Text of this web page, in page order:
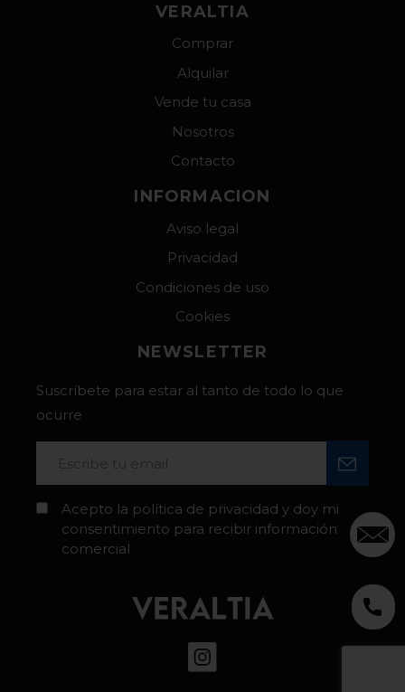
VERALTIA
Comprar
Alquilar
Vende tu casa
Nosotros
Contacto
INFORMACION
Aviso legal
Privacidad
Condiciones de uso
Cookies
NEWSLETTER
Suscríbete para estar al tanto de todo lo que
ocurre
Acepto la política de privacidad y doy mi
consentimiento para recibir información
comercial